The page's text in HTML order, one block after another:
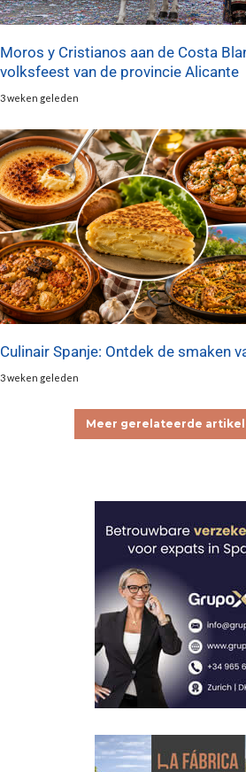
Moros y Cristianos aan de Costa
volksfeest van de provincie Alicante
3 weken geleden
Culinair Spanje: Ontdek de smaken
3 weken geleden
Meer gerelateerde